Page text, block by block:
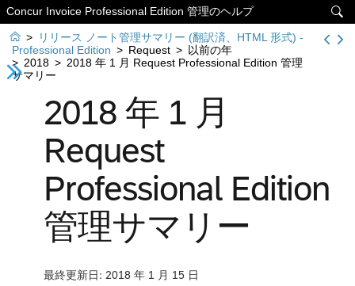

Concur Invoice Professional Edition 管理のヘルプ
 >
リリース ノート管理サマリー (翻訳済、HTML 形式) -
Professional Edition > Request > 以前の年
> 2018 > 2018 年 1 月 Request Professional Edition 管理
サマリー
2018 年 1 月
Request
Professional Edition
管理サマリー
最終更新日: 2018 年 1 月 15 日